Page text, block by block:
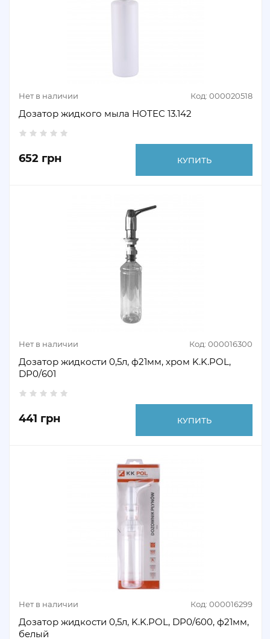
Нет в наличии Код: 000020518
Дозатор жидкого мыла HOTEC 13.142
652 грн КУПИТЬ
Нет в наличии Код: 000016300
Дозатор жидкости 0,5л, ф21мм, хром K.K.POL,
DP0/601
441 грн КУПИТЬ
Нет в наличии Код: 000016299
Дозатор жидкости 0,5л, K.K.POL, DP0/600, ф21мм,
белый